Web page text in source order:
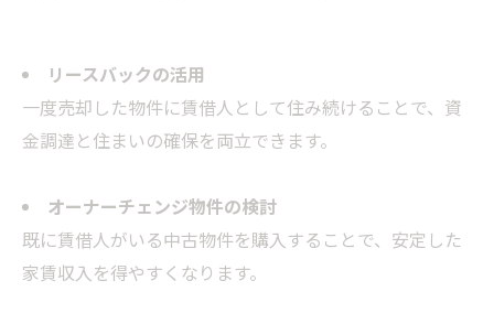
リースバックの活用
一度売却した物件に賃借人として住み続けることで、資
金調達と住まいの確保を両立できます。
オーナーチェンジ物件の検討
既に賃借人がいる中古物件を購入することで、安定した
家賃収入を得やすくなります。